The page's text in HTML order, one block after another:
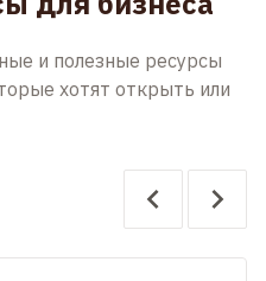
и полезные ресурсы
хотят открыть или